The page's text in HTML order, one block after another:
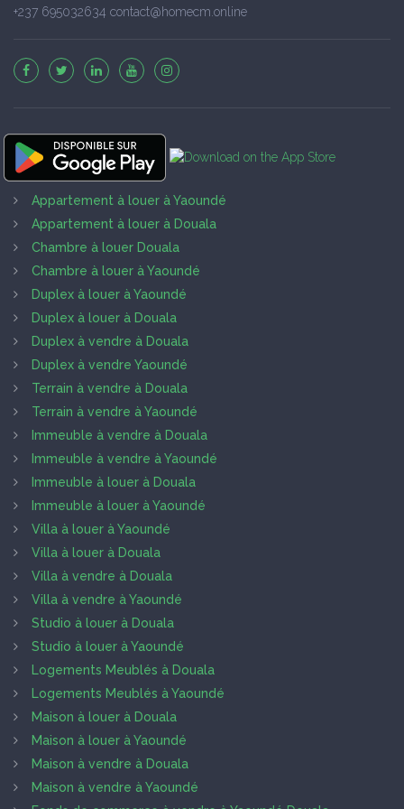
+237 695032634 contact@homecm.online
Appartement à louer à Yaoundé
Appartement à louer à Douala
Chambre à louer Douala
Chambre à louer à Yaoundé
Duplex à louer à Yaoundé
Duplex à louer à Douala
Duplex à vendre à Douala
Duplex à vendre Yaoundé
Terrain à vendre à Douala
Terrain à vendre à Yaoundé
Immeuble à vendre à Douala
Immeuble à vendre à Yaoundé
Immeuble à louer à Douala
Immeuble à louer à Yaoundé
Villa à louer à Yaoundé
Villa à louer à Douala
Villa à vendre à Douala
Villa à vendre à Yaoundé
Studio à louer à Douala
Studio à louer à Yaoundé
Logements Meublés à Douala
Logements Meublés à Yaoundé
Maison à louer à Douala
Maison à louer à Yaoundé
Maison à vendre à Douala
Maison à vendre à Yaoundé